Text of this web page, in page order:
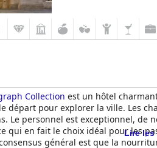
Collection est un hôtel
départ pour explorer la ville. Les
Le personnel est exceptionnel,
qui en fait le choix idéal pour les
général est que la
Lire les